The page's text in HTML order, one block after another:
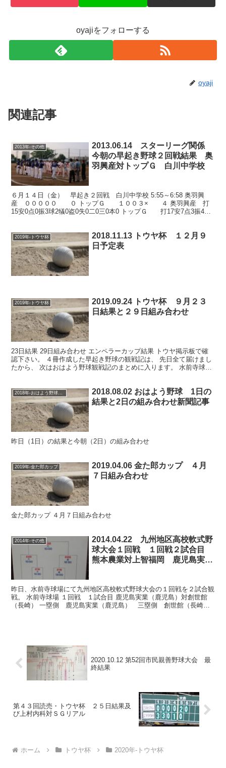
oyajiをフォローする
oyaji
関連記事
2013年-その他
2013.06.14 スターリーグ関係
今朝の早起き野球２回戦結果 奥
羽興産対トップＧ 白川中学校
６月１４日（金） 早起き２回戦 白川中学校 5:55～6:58 奥羽興
産 ０００００ ０ トップＧ １００３× ４ 奥羽興産 打
15安0点0振3球2犠0盗0失0二0三0本0 トップＧ 打17安7点3振4球0
2019年-トウヤ杯
2018.11.13 トウヤ杯 １２月９
日予定表
2019年-トウヤ杯
2019.09.24 トウヤ杯 ９月２３
日結果と２９日組み合わせ
23日結果 29日組み合わせ エンペラーカップ結果 トウヤ掲示板で確
認下さい。 ４冊作成した早起き野球の観戦記は、 先日全て届けまし
たから、 次はおはよう野球観戦記のまとめに入ります。 水前寺球場
2018年-おはよう野球大会
2018.08.02 おはよう野球 1日の
結果と2日の組み合わせ新聞記事
昨日（1日）の結果と今朝（2日）の組み合わせ
2019年-金た郎カップ
2019.04.06 金た郎カップ ４月
７日組み合わせ
金た郎カップ ４月７日組み合わせ
2014年-その他
2014.04.22 九州地区高校軟式野
球大会１回戦 １回戦２試合目
熊本農業対上智福岡 鹿児島実業
昨日、水前寺球場にて九州地区高校軟式野球大会の１回戦を２試合観
戦。 水前寺球場 １回戦 １試合目 鹿児島実業（鹿児島）対創世館
（長崎） 一塁側 鹿児島実業（鹿児島） 三塁側 創世館（長崎）
2020.10.12 第52回市民親善野球大会 最
終結果
第４３回読売・トウヤ杯 ２５日結果及
び上村内科対ＳＧリアル
ホーム トウヤ杯 2020年-トウヤ杯